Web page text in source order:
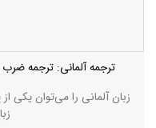
ترجمه آلمانی: ترجمه ضرب
زبان آلمانی را می‌توان یکی